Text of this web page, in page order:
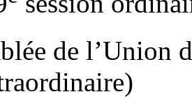
de l’Union